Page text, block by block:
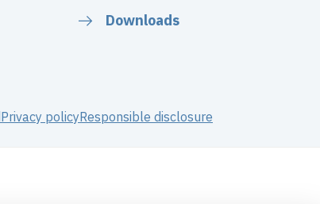
Downloads
Privacy policyResponsible disclosure